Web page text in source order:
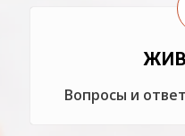
Вопросы и